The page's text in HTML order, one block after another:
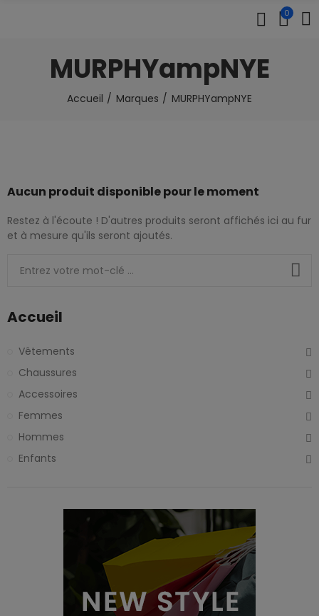
0
MURPHYampNYE
Accueil Marques MURPHYampNYE
Aucun produit disponible pour le moment
Restez à l'écoute ! D'autres produits seront affichés ici au fur
et à mesure qu'ils seront ajoutés.
Accueil
Vêtements
Chaussures
Accessoires
Femmes
Hommes
Enfants